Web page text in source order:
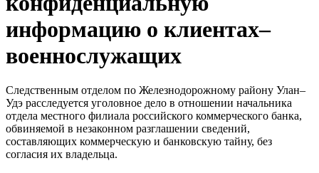
информацию о клиентах–
военнослужащих
Следственным отделом по Железнодорожному району Улан–
Удэ расследуется уголовное дело в отношении начальника
отдела местного филиала российского коммерческого банка,
обвиняемой в незаконном разглашении сведений,
составляющих коммерческую и банковскую тайну, без
согласия их владельца.